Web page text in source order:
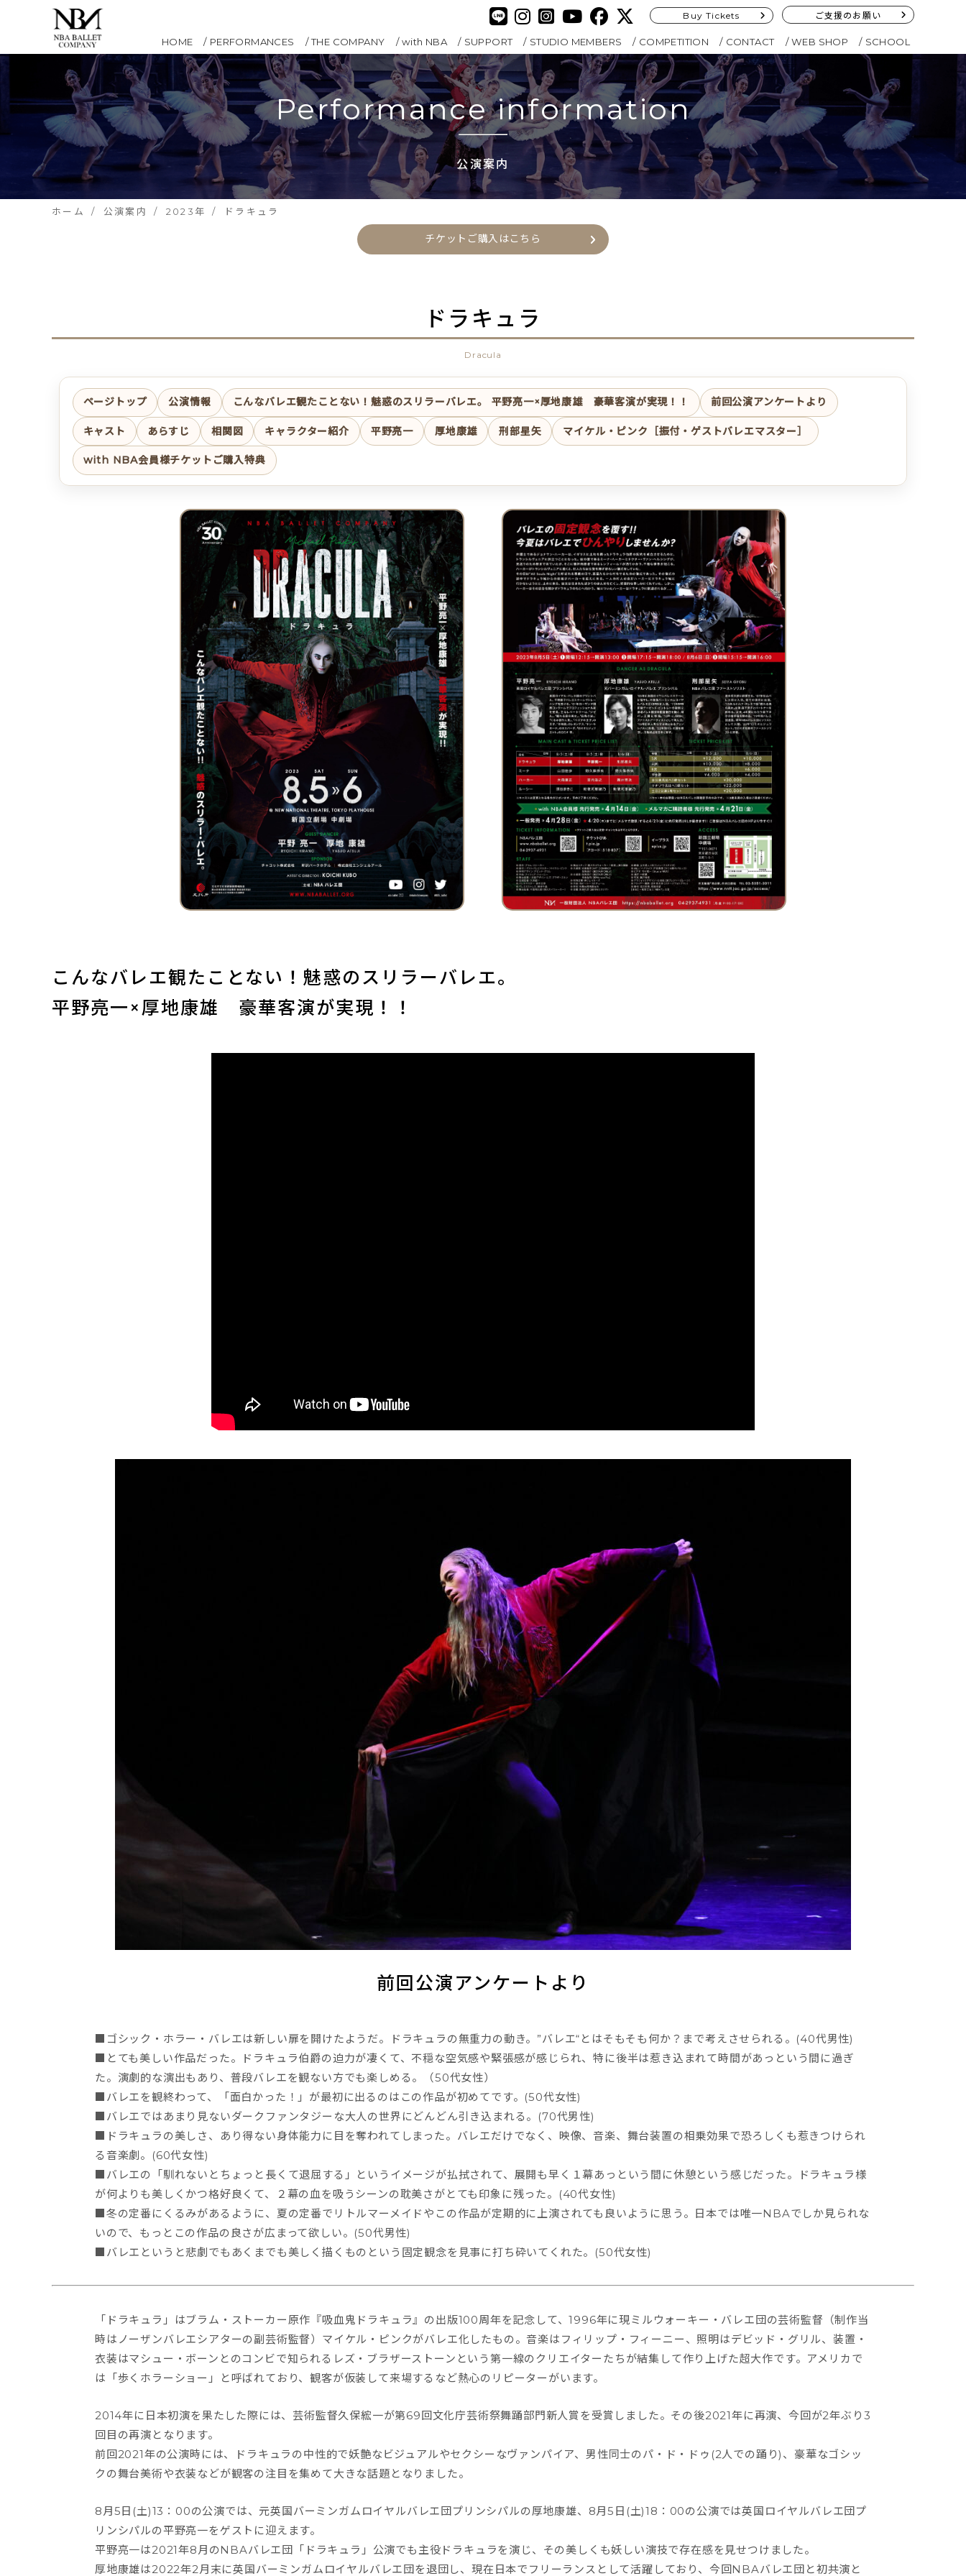
Buy Tickets ご支援のお願い
HOME PERFORMANCES THE COMPANY with NBA SUPPORT STUDIO MEMBERS COMPETITION CONTACT WEB SHOP SCHOOL
Performance information
公演案内
ホーム 公演案内 2023年 ドラキュラ
チケットご購入はこちら
ドラキュラ
Dracula
ページトップ 公演情報 こんなバレエ観たことない！魅惑のスリラーバレエ。 平野亮一×厚地康雄 豪華客演が実現！！ 前回公演アンケートより
キャスト あらすじ 相関図 キャラクター紹介 平野亮一 厚地康雄 刑部星矢 マイケル・ピンク［振付・ゲストバレエマスター］
with NBA会員様チケットご購入特典
こんなバレエ観たことない！魅惑のスリラーバレエ。
平野亮一×厚地康雄　豪華客演が実現！！
前回公演アンケートより
■ゴシック・ホラー・バレエは新しい扉を開けたようだ。ドラキュラの無重力の動き。”バレエ“とはそもそも何か？まで考えさせられる。(40代男性)
■とても美しい作品だった。ドラキュラ伯爵の迫力が凄くて、不穏な空気感や緊張感が感じられ、特に後半は惹き込まれて時間があっという間に過ぎ
た。演劇的な演出もあり、普段バレエを観ない方でも楽しめる。（50代女性）
■バレエを観終わって、「面白かった！」が最初に出るのはこの作品が初めてです。(50代女性)
■バレエではあまり見ないダークファンタジーな大人の世界にどんどん引き込まれる。(70代男性)
■ドラキュラの美しさ、あり得ない身体能力に目を奪われてしまった。バレエだけでなく、映像、音楽、舞台装置の相乗効果で恐ろしくも惹きつけられ
る音楽劇。(60代女性)
■バレエの「馴れないとちょっと長くて退屈する」というイメージが払拭されて、展開も早く１幕あっという間に休憩という感じだった。ドラキュラ様
が何よりも美しくかつ格好良くて、２幕の血を吸うシーンの耽美さがとても印象に残った。(40代女性)
■冬の定番にくるみがあるように、夏の定番でリトルマーメイドやこの作品が定期的に上演されても良いように思う。日本では唯一NBAでしか見られな
いので、もっとこの作品の良さが広まって欲しい。(50代男性)
■バレエというと悲劇でもあくまでも美しく描くものという固定観念を見事に打ち砕いてくれた。(50代女性)
「ドラキュラ」はブラム・ストーカー原作『吸血鬼ドラキュラ』の出版100周年を記念して、1996年に現ミルウォーキー・バレエ団の芸術監督（制作当
時はノーザンバレエシアターの副芸術監督）マイケル・ピンクがバレエ化したもの。音楽はフィリップ・フィーニー、照明はデビッド・グリル、装置・
衣装はマシュー・ボーンとのコンビで知られるレズ・ブラザーストーンという第一線のクリエイターたちが結集して作り上げた超大作です。アメリカで
は「歩くホラーショー」と呼ばれており、観客が仮装して来場するなど熱心のリピーターがいます。
2014年に日本初演を果たした際には、芸術監督久保綋一が第69回文化庁芸術祭舞踊部門新人賞を受賞しました。その後2021年に再演、今回が2年ぶり3
回目の再演となります。
前回2021年の公演時には、ドラキュラの中性的で妖艶なビジュアルやセクシーなヴァンパイア、男性同士のパ・ド・ドゥ(2人での踊り)、豪華なゴシッ
クの舞台美術や衣装などが観客の注目を集めて大きな話題となりました。
8月5日(土)13：00の公演では、元英国バーミンガムロイヤルバレエ団プリンシパルの厚地康雄、8月5日(土)18：00の公演では英国ロイヤルバレエ団プ
リンシパルの平野亮一をゲストに迎えます。
平野亮一は2021年8月のNBAバレエ団「ドラキュラ」公演でも主役ドラキュラを演じ、その美しくも妖しい演技で存在感を見せつけました。
厚地康雄は2022年2月末に英国バーミンガムロイヤルバレエ団を退団し、現在日本でフリーランスとして活躍しており、今回NBAバレエ団と初共演と